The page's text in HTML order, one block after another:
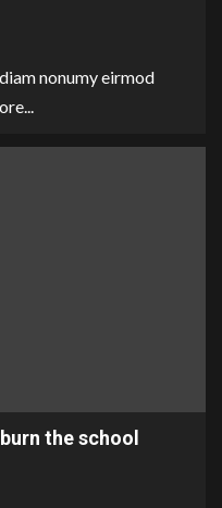
nonumy eirmod
the school